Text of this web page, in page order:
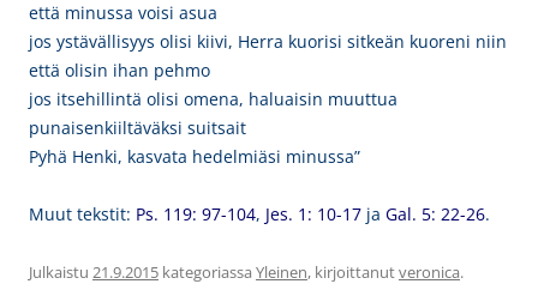
että minussa voisi asua
jos ystävällisyys olisi kiivi, Herra kuorisi sitkeän kuoreni niin
että olisin ihan pehmo
jos itsehillintä olisi omena, haluaisin muuttua
punaisenkiiltäväksi suitsait
Pyhä Henki, kasvata hedelmiäsi minussa”
Muut tekstit: Ps. 119: 97-104, Jes. 1: 10-17 ja Gal. 5: 22-26.
Julkaistu 21.9.2015 kategoriassa Yleinen, kirjoittanutveronica.